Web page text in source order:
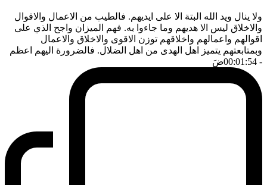
ولا ينال ويد الله البتة الا على ايديهم. فالطيب من الاعمال والاقوال
والاخلاق ليس الا هديهم وما جاءوا به. فهم الميزان واجح الذي على
اقوالهم واعمالهم واخلاقهم توزن الاقوى والاخلاق والاعمال
وبمتابعتهم يتميز اهل الهدى من اهل الضلال. فالضرورة اليهم اعظم
- 00:01:54
ضَ